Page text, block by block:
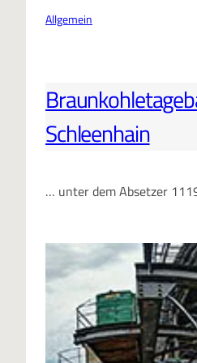
Allgemein
Schleenhain
… unter dem Absetzer